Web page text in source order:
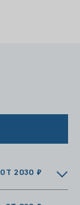
ОТ 2030 ₽